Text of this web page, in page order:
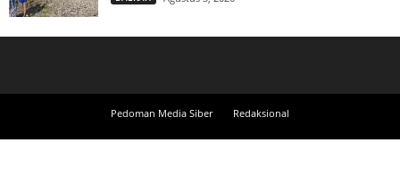
Pedoman Media Siber Redaksional